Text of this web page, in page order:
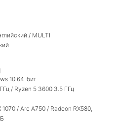
/ MULTI
10 64-бит
/ Ryzen 5 3600 3.5 ГГц
/ Arc A750 / Radeon RX580,